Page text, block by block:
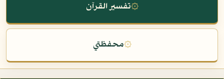
۞تفسير القرآن
۞محفظتي